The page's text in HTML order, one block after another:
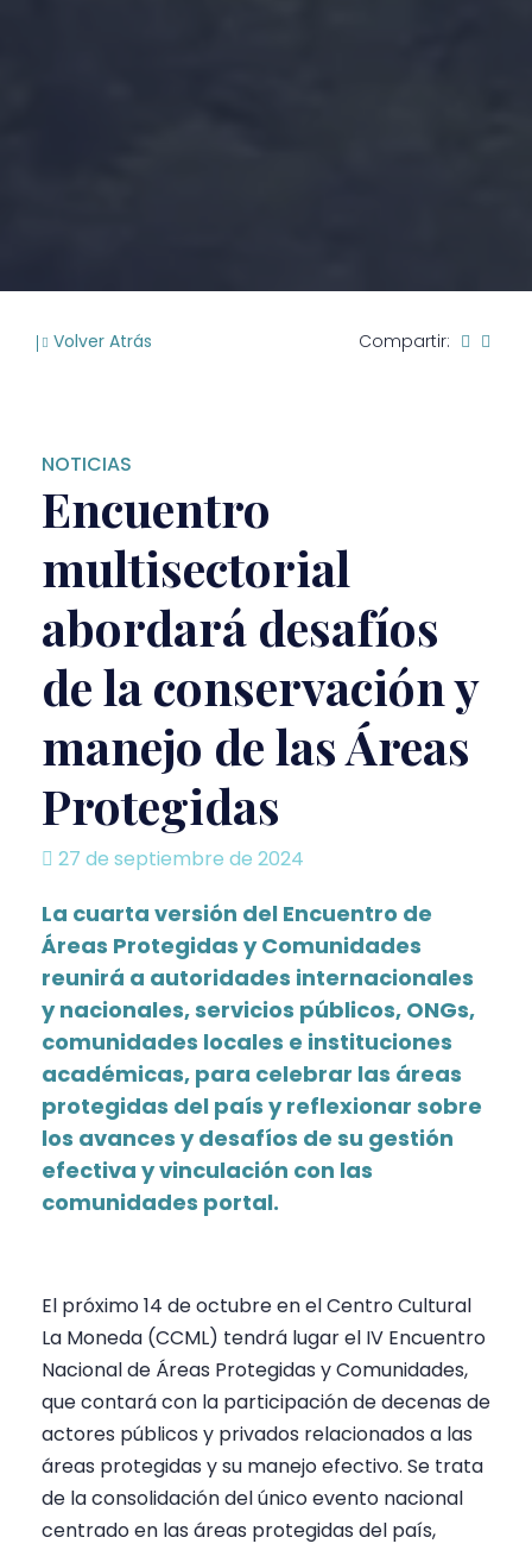
Volver Atrás Compartir:
NOTICIAS
Encuentro
multisectorial
abordará desafíos
de la conservación y
manejo de las Áreas
Protegidas
27 de septiembre de 2024
La cuarta versión del Encuentro de
Áreas Protegidas y Comunidades
reunirá a autoridades internacionales
y nacionales, servicios públicos, ONGs,
comunidades locales e instituciones
académicas, para celebrar las áreas
protegidas del país y reflexionar sobre
los avances y desafíos de su gestión
efectiva y vinculación con las
comunidades portal.
El próximo 14 de octubre en el Centro Cultural
La Moneda (CCML) tendrá lugar el IV Encuentro
Nacional de Áreas Protegidas y Comunidades,
que contará con la participación de decenas de
actores públicos y privados relacionados a las
áreas protegidas y su manejo efectivo. Se trata
de la consolidación del único evento nacional
centrado en las áreas protegidas del país,